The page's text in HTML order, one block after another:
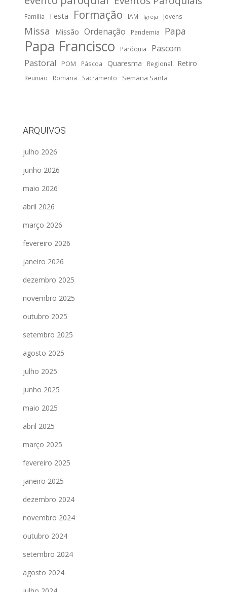
Família Festa Formação IAM Igreja Jovens
Missa Missão Ordenação Pandemia Papa
Papa Francisco Paróquia
Pascom
Pastoral
POM Páscoa Quaresma Regional Retiro
Reunião Romaria Sacramento Semana Santa
ARQUIVOS
julho 2026
junho 2026
maio 2026
abril 2026
março 2026
fevereiro 2026
janeiro 2026
dezembro 2025
novembro 2025
outubro 2025
setembro 2025
agosto 2025
julho 2025
junho 2025
maio 2025
abril 2025
março 2025
fevereiro 2025
janeiro 2025
dezembro 2024
novembro 2024
outubro 2024
setembro 2024
agosto 2024